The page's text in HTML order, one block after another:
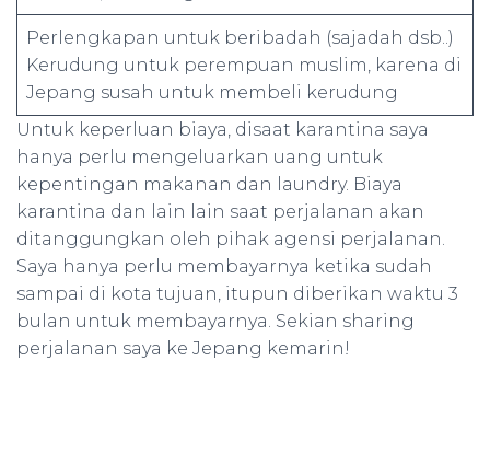
Perlengkapan untuk beribadah (sajadah dsb..)
Kerudung untuk perempuan muslim, karena di
Jepang susah untuk membeli kerudung
Untuk keperluan biaya, disaat karantina saya
hanya perlu mengeluarkan uang untuk
kepentingan makanan dan laundry. Biaya
karantina dan lain lain saat perjalanan akan
ditanggungkan oleh pihak agensi perjalanan.
Saya hanya perlu membayarnya ketika sudah
sampai di kota tujuan, itupun diberikan waktu 3
bulan untuk membayarnya. Sekian sharing
perjalanan saya ke Jepang kemarin!